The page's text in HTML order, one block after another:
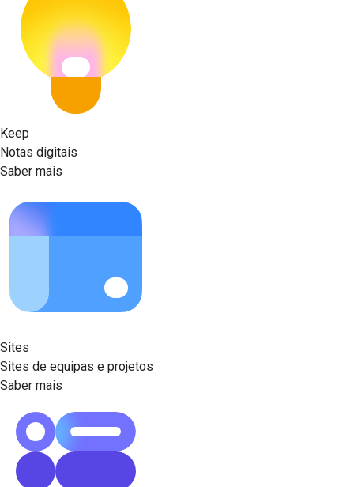
Keep
Notas digitais
Saber mais
Sites
Sites de equipas e projetos
Saber mais